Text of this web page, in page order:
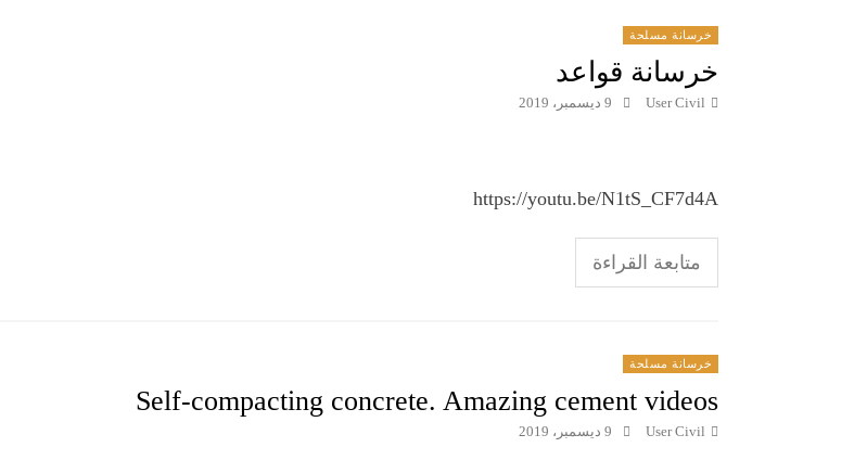
خرسانة مسلحة
خرسانة قواعد
User Civil 9 ديسمبر، 2019
https://youtu.be/N1tS_CF7d4A
متابعة القراءة
خرسانة مسلحة
Self-compacting concrete. Amazing cement videos
User Civil 9 ديسمبر، 2019